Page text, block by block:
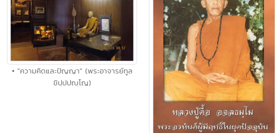
• "ความคิดและปัญญา" (พระอาจารย์ทูล
ขิปฺปปญฺโญ)